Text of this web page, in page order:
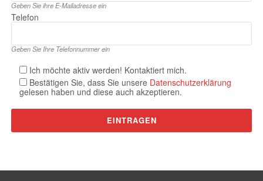
Geben Sie ihre E‑Mailadresse ein
Telefon
Geben Sie Ihre Telefonnummer ein
Ich möchte aktiv werden! Kontaktiert mich.
Bestätigen Sie, dass Sie unsere Datenschutzerklärung
gelesen haben und diese auch akzeptieren.